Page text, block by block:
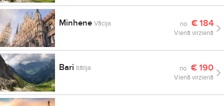
MinheneVācija no €184
Vienā virzienā
Bari Itālija no €190
Vienā virzienā